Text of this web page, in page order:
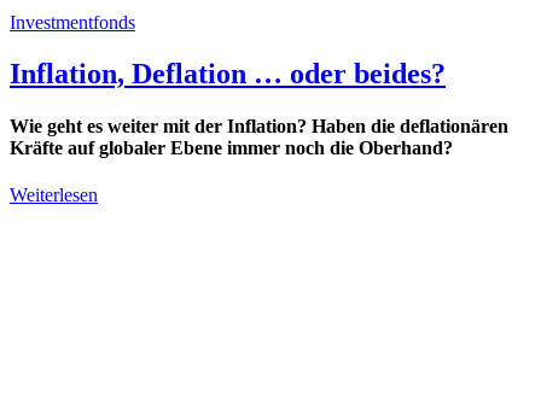
Investmentfonds
Inflation, Deflation … oder beides?
Wie geht es weiter mit der Inflation? Haben die deflationären
Kräfte auf globaler Ebene immer noch die Oberhand?
Weiterlesen